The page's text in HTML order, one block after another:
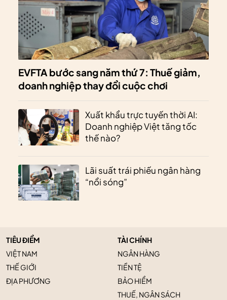
EVFTA bước sang năm thứ 7: Thuế giảm,
doanh nghiệp thay đổi cuộc chơi
Xuất khẩu trực tuyến thời AI:
Doanh nghiệp Việt tăng tốc
thế nào?
Lãi suất trái phiếu ngân hàng
“nổi sóng”
TIÊU ĐIỂM
VIỆT NAM
THẾ GIỚI
ĐỊA PHƯƠNG
TÀI CHÍNH
NGÂN HÀNG
TIỀN TỆ
BẢO HIỂM
THUẾ, NGÂN SÁCH